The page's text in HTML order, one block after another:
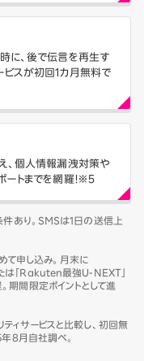
に、後で伝言を再生す
ビスが初回1カ月無料で
、個人情報漏洩対策や
ートまでを網羅！※5
あり。SMSは1日の送信上
申し込み。月末に
は「Rakuten最強U-NEXT」
期間限定ポイントとして進
ィサービスと比較し、初回無
8月自社調べ。